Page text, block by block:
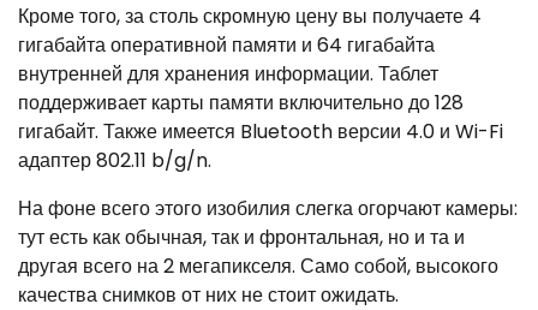
Кроме того, за столь скромную цену вы получаете 4
гигабайта оперативной памяти и 64 гигабайта
внутренней для хранения информации. Таблет
поддерживает карты памяти включительно до 128
гигабайт. Также имеется Bluetooth версии 4.0 и Wi-Fi
адаптер 802.11 b/g/n.
На фоне всего этого изобилия слегка огорчают камеры:
тут есть как обычная, так и фронтальная, но и та и
другая всего на 2 мегапикселя. Само собой, высокого
качества снимков от них не стоит ожидать.